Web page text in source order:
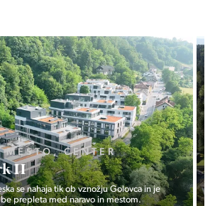
MESTO, CENTER
II
se nahaja tik ob vznožju Golovca in je
prepleta med naravo in mestom.